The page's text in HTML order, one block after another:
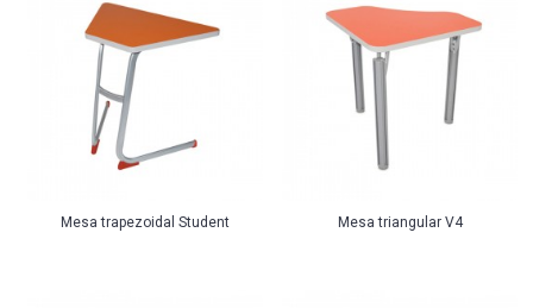
Mesa trapezoidal Student Mesa triangular V4